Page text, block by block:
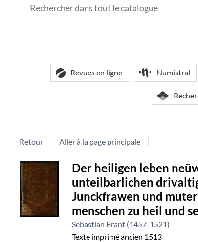
voir
Revues en ligne Numistral
Retour Aller à la page principale
Détail
document
Der heiligen leben
unteilbarlichen
Junckfrawen und
menschen zu heil und
Sebastian Brant (1457-1521)
Texte imprimé ancien 1513